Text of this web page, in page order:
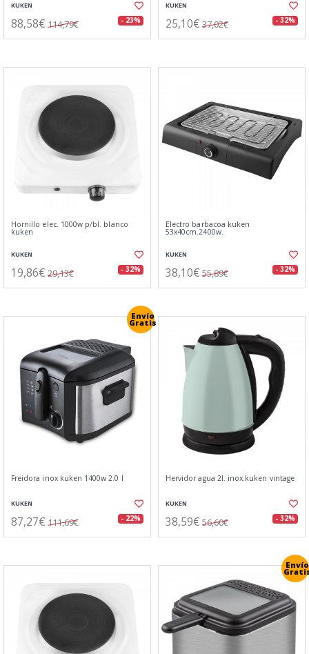
KUKEN
88,58€ 114,79€ - 23%
KUKEN
25,10€ 37,02€ - 32%
Hornillo elec. 1000w p/bl. blanco
kuken
KUKEN
19,86€ 29,13€ - 32%
Electro barbacoa kuken
53x40cm.2400w.
KUKEN
38,10€ 55,89€ - 32%
Envío
Gratis
Freidora inox kuken 1400w 2.0 l
KUKEN
87,27€ 111,69€ - 22%
Hervidor agua 2l. inox.kuken vintage
KUKEN
38,59€ 56,60€ - 32%
Envío